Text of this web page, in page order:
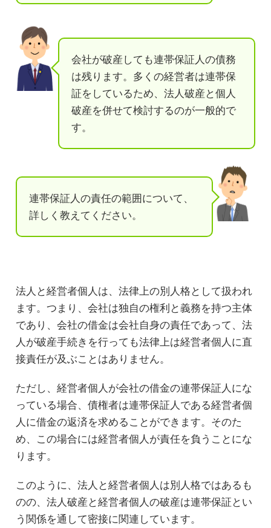
会社が破産しても連帯保証人の債務
は残ります。多くの経営者は連帯保
証をしているため、法人破産と個人
破産を併せて検討するのが一般的で
す。
連帯保証人の責任の範囲について、
詳しく教えてください。
法人と経営者個人は、法律上の別人格として扱われ
ます。つまり、会社は独自の権利と義務を持つ主体
であり、会社の借金は会社自身の責任であって、法
人が破産手続きを行っても法律上は経営者個人に直
接責任が及ぶことはありません。
ただし、経営者個人が会社の借金の連帯保証人にな
っている場合、債権者は連帯保証人である経営者個
人に借金の返済を求めることができます。そのた
め、この場合には経営者個人が責任を負うことにな
ります。
このように、法人と経営者個人は別人格ではあるも
のの、法人破産と経営者個人の破産は連帯保証とい
う関係を通して密接に関連しています。